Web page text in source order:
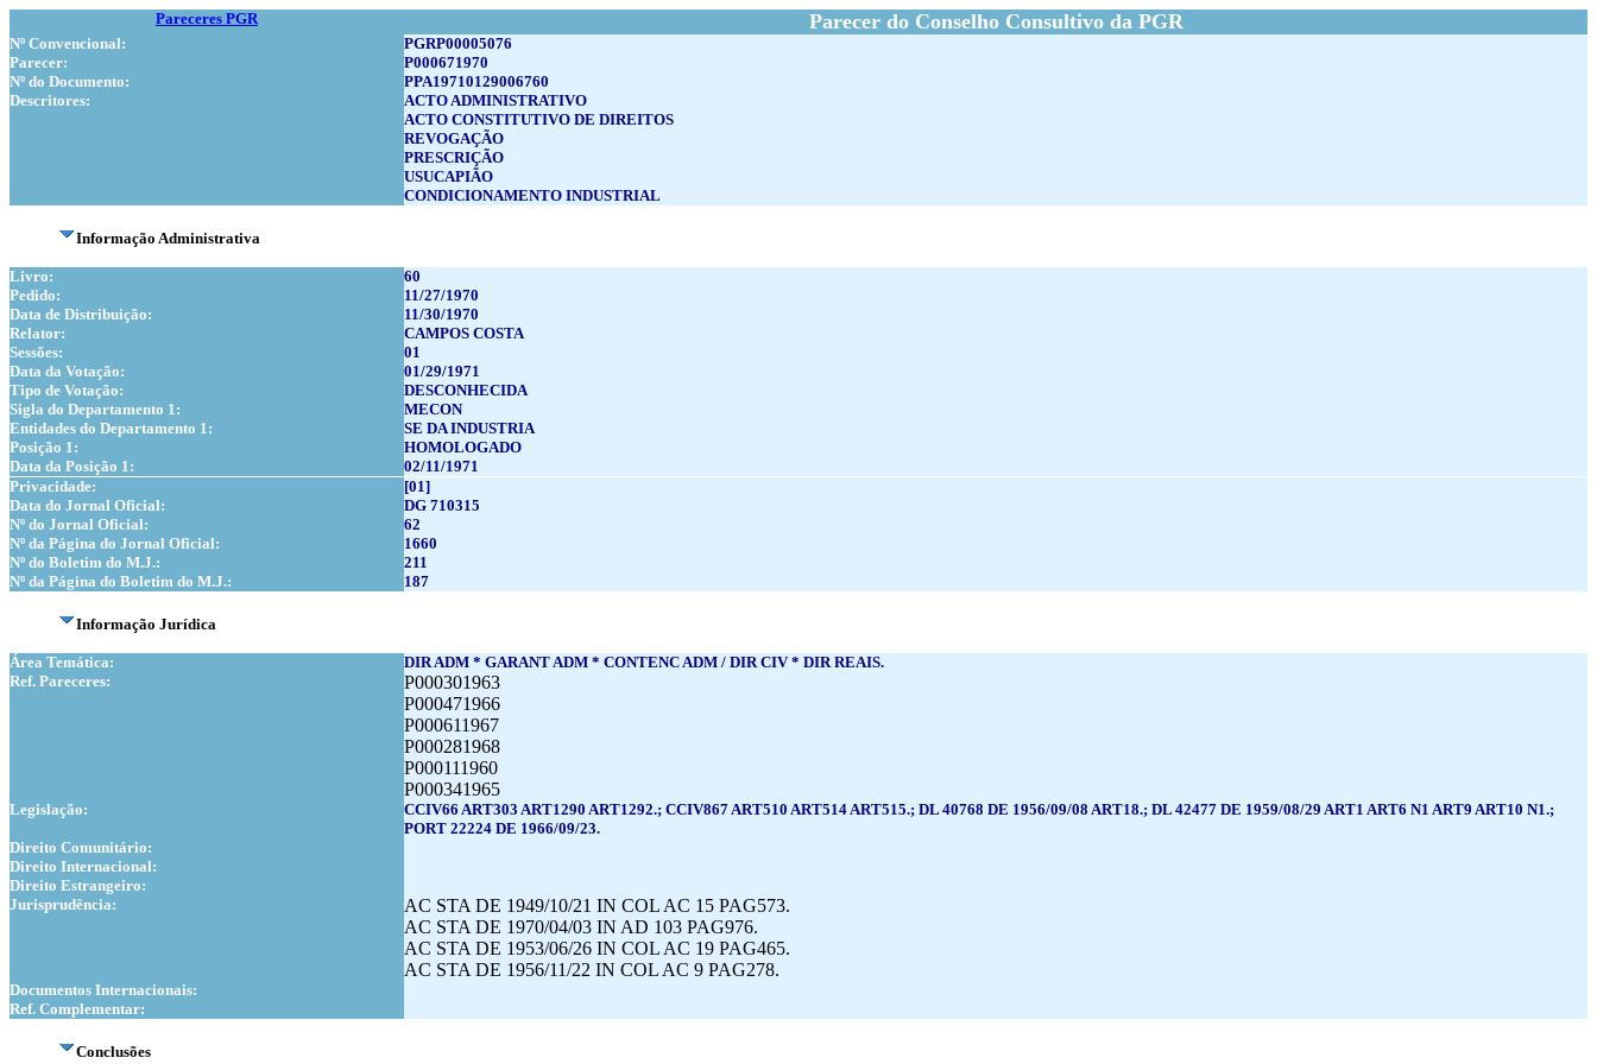
Pareceres PGR Parecer do Conselho Consultivo da PGR
Nº Convencional:
PGRP00005076
Parecer:
P000671970
Nº do Documento:
PPA19710129006760
Descritores:
ACTO ADMINISTRATIVO
ACTO CONSTITUTIVO DE DIREITOS
REVOGAÇÃO
PRESCRIÇÃO
USUCAPIÃO
CONDICIONAMENTO INDUSTRIAL
Informação Administrativa
Livro:
60
Pedido:
11/27/1970
Data de Distribuição:
11/30/1970
Relator:
CAMPOS COSTA
Sessões:
01
Data da Votação:
01/29/1971
Tipo de Votação:
DESCONHECIDA
Sigla do Departamento 1:
MECON
Entidades do Departamento 1:
SE DA INDUSTRIA
Posição 1:
HOMOLOGADO
Data da Posição 1:
02/11/1971
Privacidade:
[01]
Data do Jornal Oficial:
DG 710315
Nº do Jornal Oficial:
62
Nº da Página do Jornal Oficial:
1660
Nº do Boletim do M.J.:
211
Nº da Página do Boletim do M.J.:
187
Informação Jurídica
Área Temática:
DIR ADM * GARANT ADM * CONTENC ADM / DIR CIV * DIR REAIS.
Ref. Pareceres:
P000301963
P000471966
P000611967
P000281968
P000111960
P000341965
Legislação:
CCIV66 ART303 ART1290 ART1292.; CCIV867 ART510 ART514 ART515.; DL 40768 DE 1956/09/08 ART18.; DL 42477 DE 1959/08/29 ART1 ART6 N1 ART9 ART10 N1.;
PORT 22224 DE 1966/09/23.
Direito Comunitário:
Direito Internacional:
Direito Estrangeiro:
Jurisprudência:
AC STA DE 1949/10/21 IN COL AC 15 PAG573.
AC STA DE 1970/04/03 IN AD 103 PAG976.
AC STA DE 1953/06/26 IN COL AC 19 PAG465.
AC STA DE 1956/11/22 IN COL AC 9 PAG278.
Documentos Internacionais:
Ref. Complementar:
Conclusões